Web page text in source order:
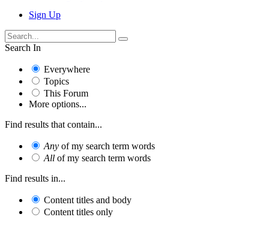
Sign Up
Search In
Everywhere
Topics
This Forum
More options...
Find results that contain...
Any of my search term words
All of my search term words
Find results in...
Content titles and body
Content titles only